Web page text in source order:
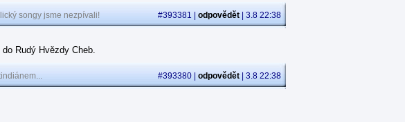
songy jsme nezpívali! #393381 | odpovědět | 3.8 22:38
Rudý Hvězdy Cheb.
#393380 | odpovědět | 3.8 22:38